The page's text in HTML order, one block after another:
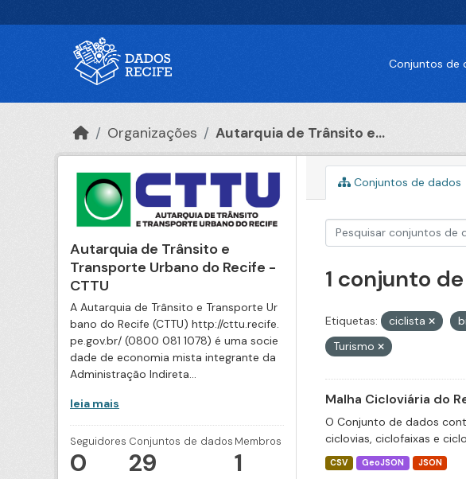
Conjuntos de
Organizações Autarquia de Trânsito e...
Autarquia de Trânsito e
Transporte Urbano do Recife -
CTTU
A Autarquia de Trânsito e Transporte Ur
bano do Recife (CTTU) http://cttu.recife.
pe.gov.br/ (0800 081 1078) é uma socie
dade de economia mista integrante da
Administração Indireta...
leia mais
Seguidores
0
Conjuntos de dados
29
Membros
1
Conjuntos de dados
1 conjunto
Etiquetas: ciclista
Turismo
Malha Cicloviária do
O Conjunto de dados
ciclovias, ciclofaixas e
CSV GeoJSON JSON